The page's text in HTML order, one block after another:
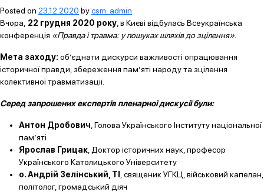
Posted on 23.12.2020 bycsm_admin
Вчора, 22 грудня 2020 року , в Києві відбулась Всеукраїнська
конференція «Правда і травма: у пошуках шляхів до зцілення».
Мета заходу: об’єднати дискурси важливості опрацювання
історичної правди, збереження пам’яті народу та зцілення
колективної травматизації.
Серед запрошених експертів пленарної дискусії були:
Антон Дробович , Голова Українського Інституту національної
пам’яті
Ярослав Грицак , Доктор історичних наук, професор
Українського Католицького Університету
о.Андрій Зелінський, ТІ
, священик УГКЦ, військовий капелан,
політолог, громадський діяч